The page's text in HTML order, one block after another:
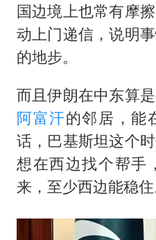
国边境上也常有摩
动上门递信，说明
的地步。
而且伊朗在中东算
阿富汗的邻居，能
话，巴基斯坦这个
想在西边找个帮手
来，至少西边能稳住